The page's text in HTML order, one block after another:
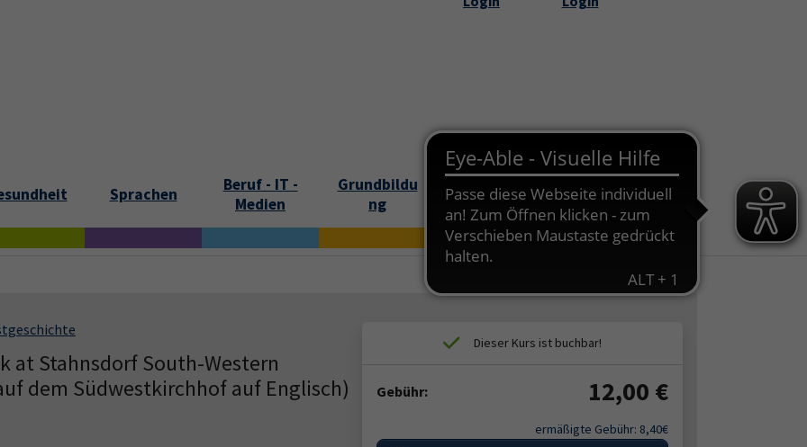
Sprachen
Beruf - IT -
Medien
Grundbildu
ng
Online
Bildungszei
t
at Stahnsdorf South-Western
dem Südwestkirchhof auf Englisch)
Gebühr: 12,00 €
ermäßigte Gebühr: 8,40€